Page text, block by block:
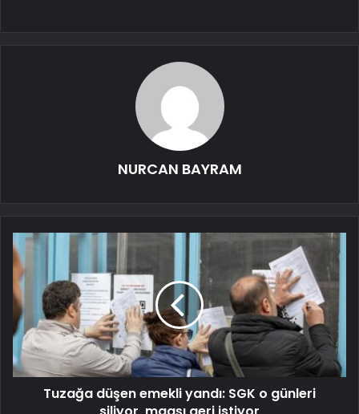
NURCAN BAYRAM
Tuzağa düşen emekli yandı: SGK o günleri